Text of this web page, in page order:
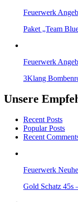
Feuerwerk
Paket „Team
Feuerwerk
3Klang
Unsere
Recent Posts
Popular Posts
Recent
Feuerwerk
Gold Schatz 45s